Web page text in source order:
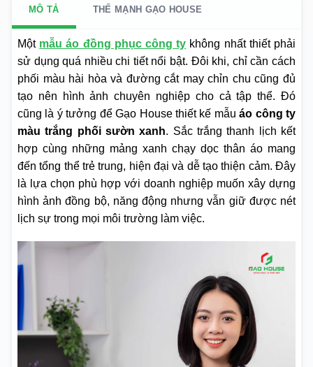
MÔ TẢ THẾ MẠNH GẠO HOUSE
Một mẫu áo đồng phục công ty không nhất thiết phải
sử dụng quá nhiều chi tiết nổi bật. Đôi khi, chỉ cần cách
phối màu hài hòa và đường cắt may chỉn chu cũng đủ
tạo nên hình ảnh chuyên nghiệp cho cả tập thể. Đó
cũng là ý tưởng để Gạo House thiết kế mẫuáo công ty
màu trắng phối sườn xanh. Sắc trắng thanh lịch kết
hợp cùng những mảng xanh chạy dọc thân áo mang
đến tổng thể trẻ trung, hiện đại và dễ tạo thiện cảm. Đây
là lựa chọn phù hợp với doanh nghiệp muốn xây dựng
hình ảnh đồng bộ, năng động nhưng vẫn giữ được nét
lịch sự trong mọi môi trường làm việc.